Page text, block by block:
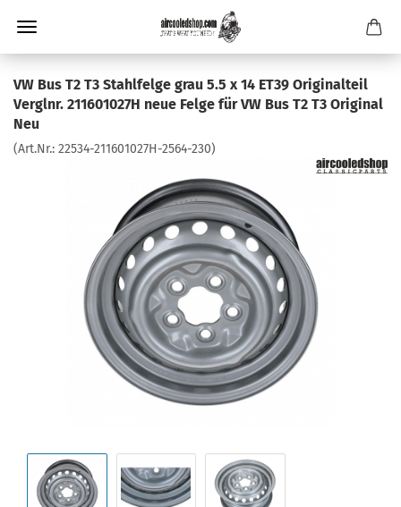
VW Bus T2 T3 Stahlfelge grau 5.5 x 14 ET39 Originalteil
Verglnr. 211601027H neue Felge für VW Bus T2 T3 Original
Neu
(Art.Nr.: 22534-211601027H-2564-230)